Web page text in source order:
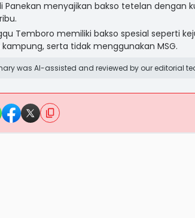
Panekan menyajikan bakso tetelan dengan
Temboro memiliki bakso spesial seperti
serta tidak menggunakan MSG.
was AI-assisted and reviewed by our editorial